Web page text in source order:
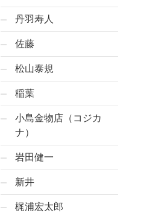
丹羽寿人
佐藤
松山泰規
稲葉
小島金物店（コジカ
ナ）
岩田健一
新井
梶浦宏太郎